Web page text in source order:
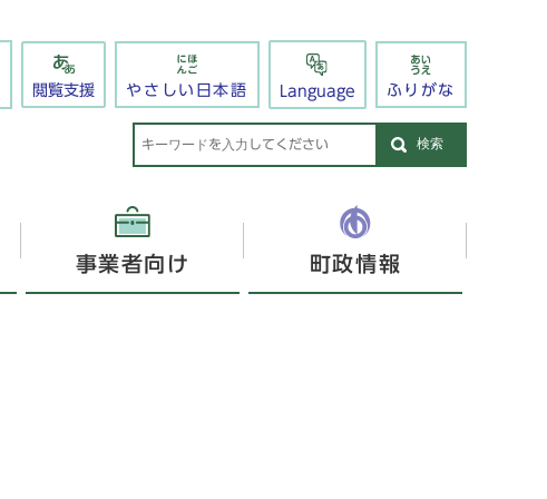
閲覧支援 やさしい日本語 Language ふりがな
検索
事業者向け 町政情報